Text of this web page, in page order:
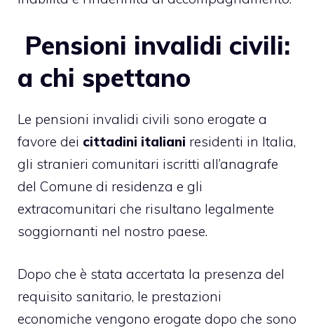
Pensioni invalidi civili:
a chi spettano
Le pensioni invalidi civili sono erogate a
favore dei cittadini italiani residenti in Italia,
gli stranieri comunitari iscritti all’anagrafe
del Comune di residenza e gli
extracomunitari che risultano legalmente
soggiornanti nel nostro paese.
Dopo che è stata accertata la presenza del
requisito sanitario, le prestazioni
economiche vengono erogate dopo che sono